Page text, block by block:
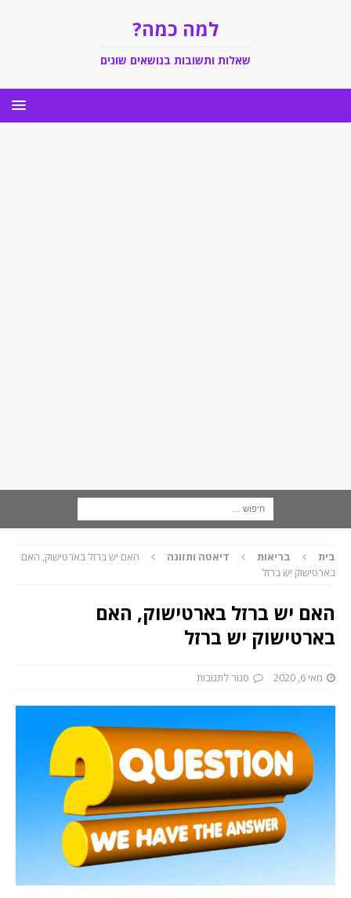
למה כמה?
שאלות ותשובות בנושאים שונים
בית בריאות דיאטה ותזונה
האם יש ברזל בארטישוק, האם
בארטישוק יש ברזל
האם יש ברזל בארטישוק, האם
בארטישוק יש ברזל
מאי 6, 2020 סגור לתגובות